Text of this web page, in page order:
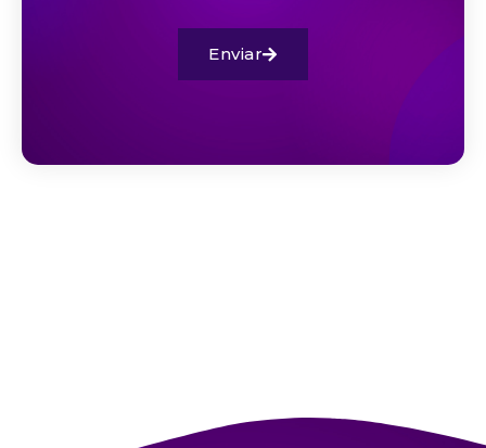
Enviar